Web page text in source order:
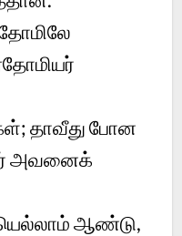
தாவீது போன
அவனைக்
ஆண்டு,